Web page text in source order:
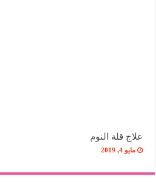
علاج قلة النوم
مايو 4, 2019